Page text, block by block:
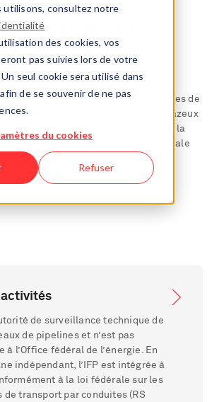
utilisons, consultez notre
des cookies, vos
pas suivies lors de votre
seul cookie sera utilisé dans
de se souvenir de ne pas
du cookies
Refuser
Fédérale des
et l’exploitation de pipelines de
et carburants liquides ou gazeux
la Principauté du Liechtenstein, dans la
sont soumises à la loi fédérale
de transport par conduites.
activités
de surveillance technique de
de pipelines et n’est pas
à l’Office fédéral de l’énergie. En
indépendant, l’IFP est intégrée à
à la loi fédérale sur les
transport par conduites (RS